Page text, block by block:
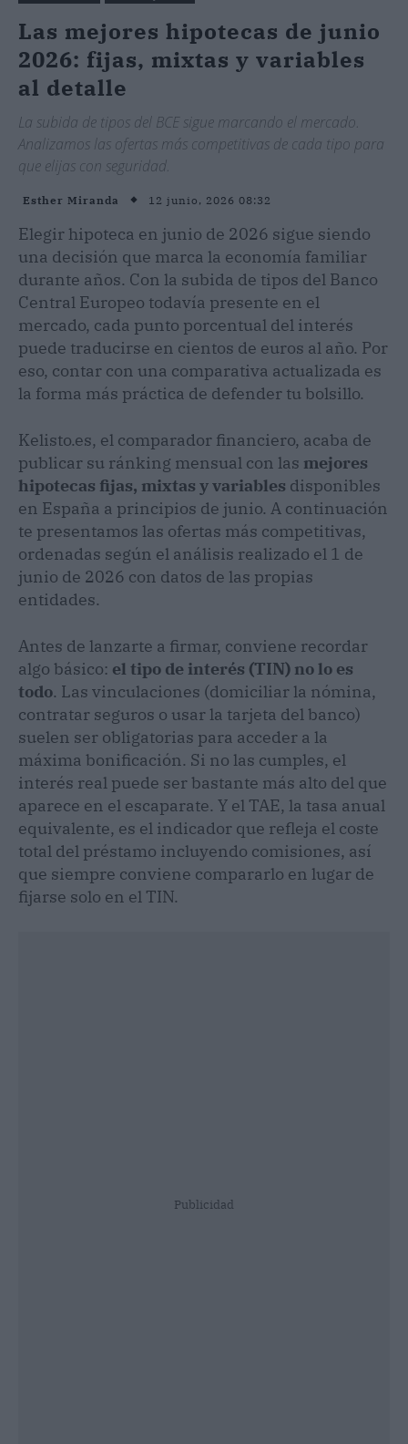
Las mejores hipotecas de junio
2026: fijas, mixtas y variables
al detalle
La subida de tipos del BCE sigue marcando el mercado.
Analizamos las ofertas más competitivas de cada tipo para
que elijas con seguridad.
Esther Miranda 12 junio, 2026 08:32
Elegir hipoteca en junio de 2026 sigue siendo
una decisión que marca la economía familiar
durante años. Con la subida de tipos del Banco
Central Europeo todavía presente en el
mercado, cada punto porcentual del interés
puede traducirse en cientos de euros al año. Por
eso, contar con una comparativa actualizada es
la forma más práctica de defender tu bolsillo.
Kelisto.es, el comparador financiero, acaba de
publicar su ránking mensual con las mejores
hipotecas fijas, mixtas y variables disponibles
en España a principios de junio. A continuación
te presentamos las ofertas más competitivas,
ordenadas según el análisis realizado el 1 de
junio de 2026 con datos de las propias
entidades.
Antes de lanzarte a firmar, conviene recordar
algo básico: el tipo de interés (TIN) no lo es
todo. Las vinculaciones (domiciliar la nómina,
contratar seguros o usar la tarjeta del banco)
suelen ser obligatorias para acceder a la
máxima bonificación. Si no las cumples, el
interés real puede ser bastante más alto del que
aparece en el escaparate. Y el TAE, la tasa anual
equivalente, es el indicador que refleja el coste
total del préstamo incluyendo comisiones, así
que siempre conviene compararlo en lugar de
fijarse solo en el TIN.
Publicidad